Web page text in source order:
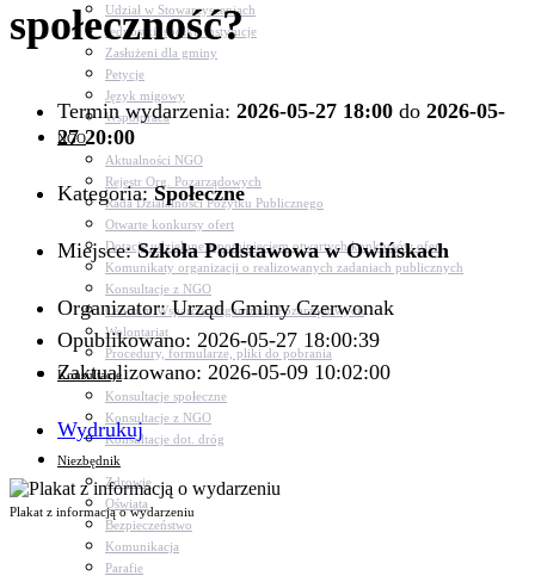
Udział w Stowarzyszeniach
Jednostki, spółki, instytucje
Zasłużeni dla gminy
Petycje
Język migowy
Współpraca
NGO
Aktualności NGO
Rejestr Org. Pozarządowych
Rada Działalności Pożytku Publicznego
Otwarte konkursy ofert
Dotacje udzielone z pominięciem otwartych konkursów ofert
Komunikaty organizacji o realizowanych zadaniach publicznych
Konsultacje z NGO
Centrum Wsparcia Organizacji Pozarządowych
Wolontariat
Procedury, formularze, pliki do pobrania
Konsultacje
Konsultacje społeczne
Konsultacje z NGO
Konsultacje dot. dróg
Niezbędnik
Zdrowie
Oświata
Bezpieczeństwo
Komunikacja
Parafie
społeczność?
Termin wydarzenia: 2026-05-27 18:00 do 2026-05-
27 20:00
Kategoria:Społeczne
Miejsce:Szkoła Podstawowa w Owińskach
Organizator: Urząd Gminy Czerwonak
Opublikowano: 2026-05-27 18:00:39
Zaktualizowano: 2026-05-09 10:02:00
Wydrukuj
Plakat z informacją o wydarzeniu